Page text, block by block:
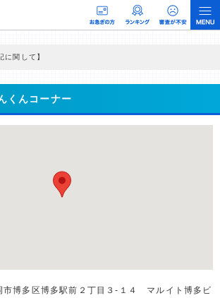
に関して】
ではなく、当編集部の調査／ユーザーへの口コミ収集な
した情報提供を行っています。
くんコーナー
市博多区博多駅前２丁目３-１４ マルイト博多ビ